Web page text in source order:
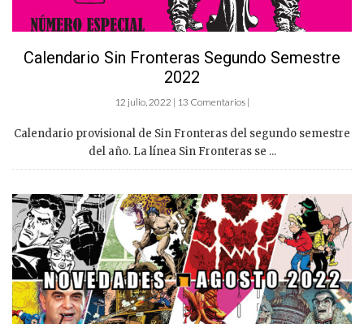
Calendario Sin Fronteras Segundo Semestre
2022
12 julio, 2022 | 13 Comentarios |
Calendario provisional de Sin Fronteras del segundo semestre
del año. La línea Sin Fronteras se ...